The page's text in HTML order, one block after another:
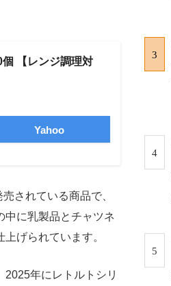
【レンジ調理対
Yahoo
されている商品で、
中に乳製品とチャツネ
げられています。
年にレトルトシリ
3
4
5